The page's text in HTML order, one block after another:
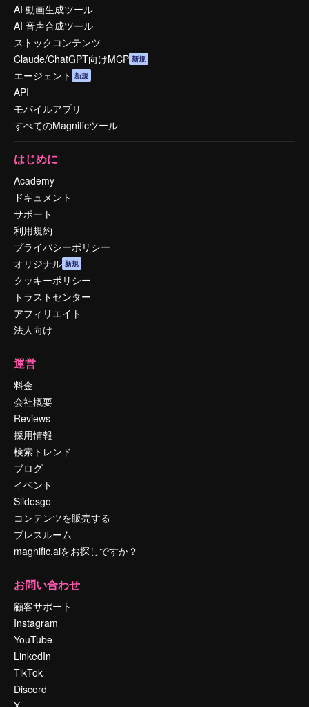
AI 動画生成ツール
AI 音声合成ツール
ストックコンテンツ
Claude/ChatGPT向けMCP 新規
エージェント 新規
API
モバイルアプリ
すべてのMagnificツール
はじめに
Academy
ドキュメント
サポート
利用規約
プライバシーポリシー
オリジナル 新規
クッキーポリシー
トラストセンター
アフィリエイト
法人向け
運営
料金
会社概要
Reviews
採用情報
検索トレンド
ブログ
イベント
Slidesgo
コンテンツを販売する
プレスルーム
magnific.aiをお探しですか？
お問い合わせ
顧客サポート
Instagram
YouTube
LinkedIn
TikTok
Discord